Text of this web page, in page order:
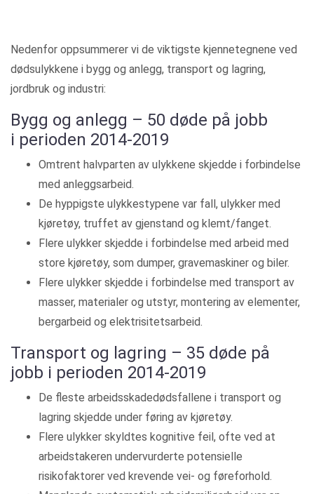
Nedenfor oppsummerer vi de viktigste kjennetegnene ved
dødsulykkene i bygg og anlegg, transport og lagring,
jordbruk og industri:
Bygg og anlegg – 50 døde på jobb
i perioden 2014-2019
Omtrent halvparten av ulykkene skjedde i forbindelse
med anleggsarbeid.
De hyppigste ulykkestypene var fall, ulykker med
kjøretøy, truffet av gjenstand og klemt/fanget.
Flere ulykker skjedde i forbindelse med arbeid med
store kjøretøy, som dumper, gravemaskiner og biler.
Flere ulykker skjedde i forbindelse med transport av
masser, materialer og utstyr, montering av elementer,
bergarbeid og elektrisitetsarbeid.
Transport og lagring – 35 døde på
jobb i perioden 2014-2019
De fleste arbeidsskadedødsfallene i transport og
lagring skjedde under føring av kjøretøy.
Flere ulykker skyldtes kognitive feil, ofte ved at
arbeidstakeren undervurderte potensielle
risikofaktorer ved krevende vei- og føreforhold.